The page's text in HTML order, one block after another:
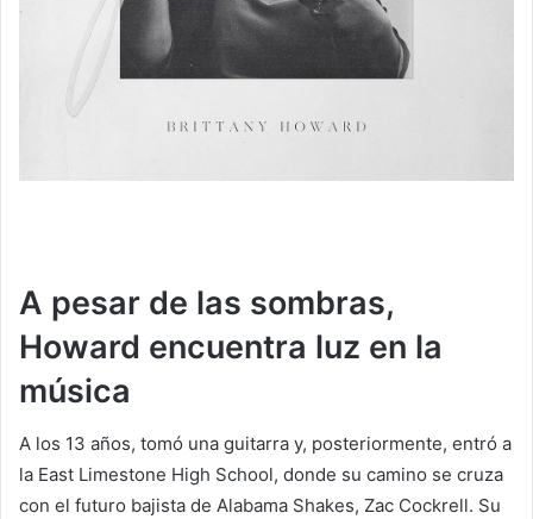
A pesar de las sombras,
Howard encuentra luz en la
música
A los 13 años, tomó una guitarra y, posteriormente, entró a
la East Limestone High School, donde su camino se cruza
con el futuro bajista de Alabama Shakes, Zac Cockrell. Su